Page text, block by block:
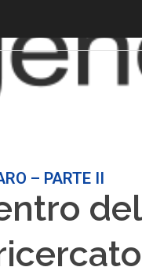
– PARTE II